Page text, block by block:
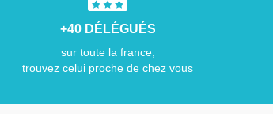
+40 DÉLÉGUÉS
sur toute la france,
trouvez celui proche de chez vous